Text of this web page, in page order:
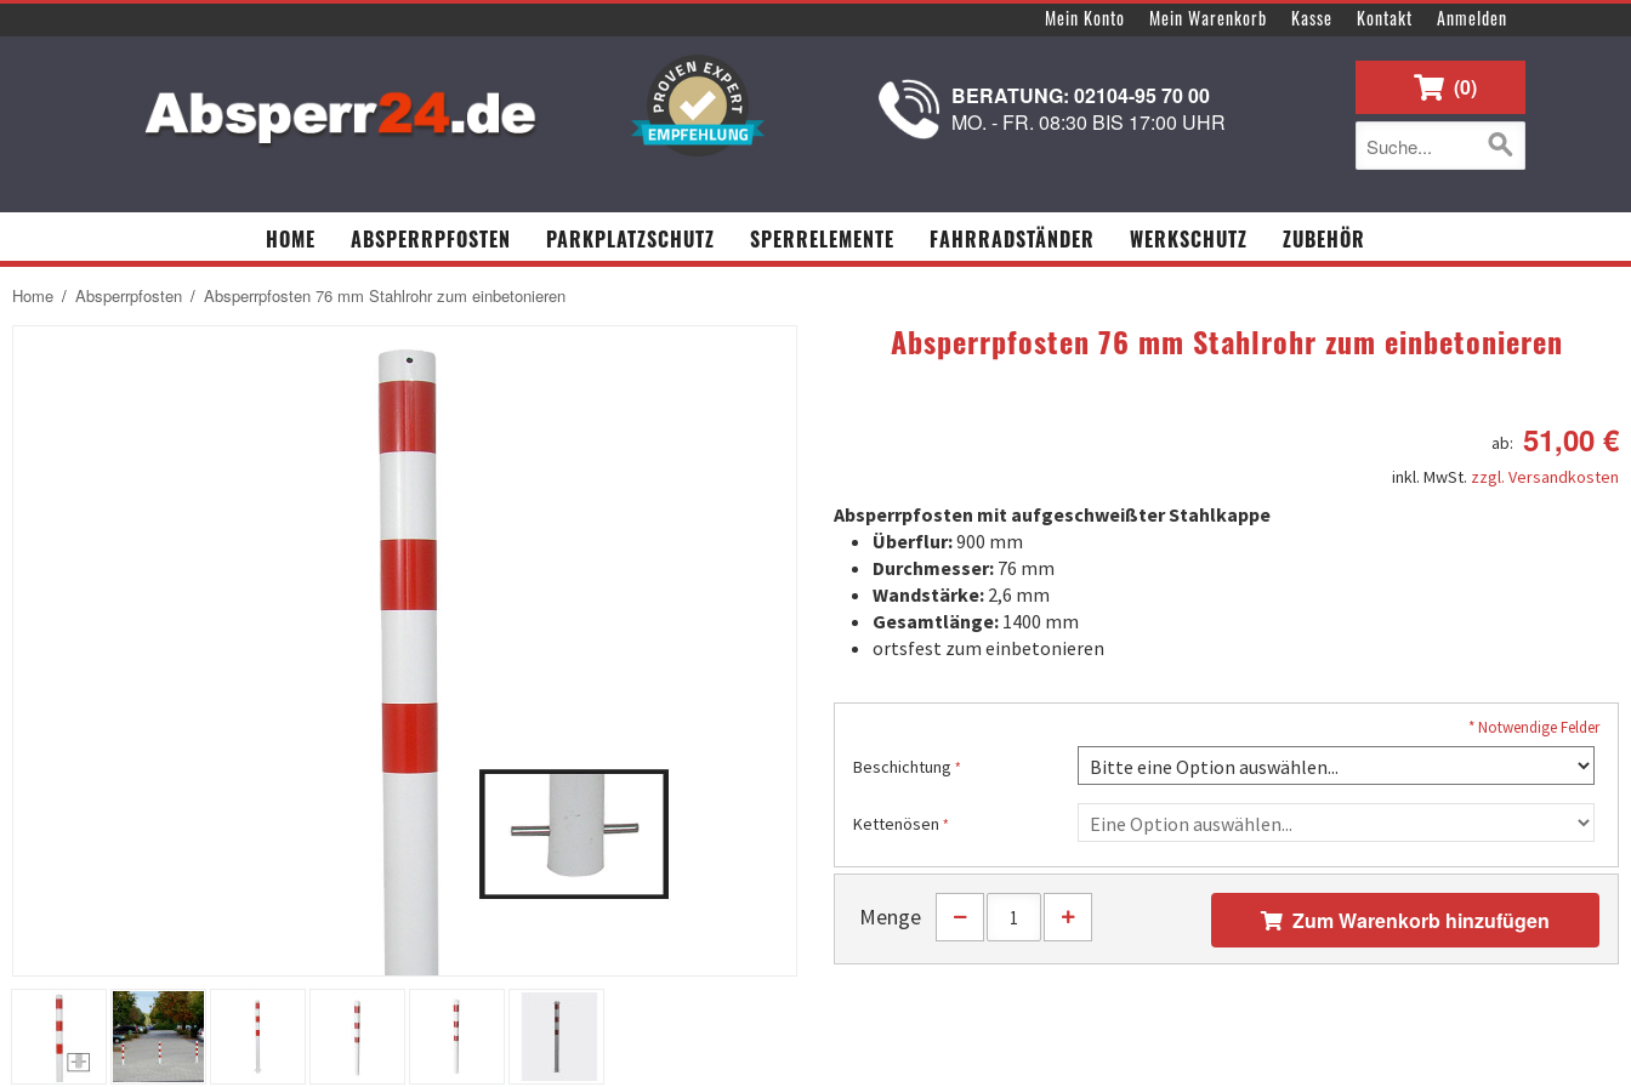
Mein Konto Mein Warenkorb Kasse Kontakt Anmelden
BERATUNG: 02104-95 70 00
MO. - FR. 08:30 BIS 17:00 UHR
0
HOME ABSPERRPFOSTEN PARKPLATZSCHUTZ SPERRELEMENTE FAHRRADSTÄNDER WERKSCHUTZ ZUBEHÖR
Home / Absperrpfosten / Absperrpfosten 76 mm Stahlrohr zum einbetonieren
Absperrpfosten 76 mm Stahlrohr zum einbetonieren
ab: 51,00 €
inkl. MwSt. zzgl. Versandkosten
Absperrpfosten mit aufgeschweißter Stahlkappe
Überflur:900 mm
Durchmesser: 76 mm
Wandstärke: 2,6 mm
Gesamtlänge: 1400 mm
ortsfest zum einbetonieren
Beschichtung
Kettenösen
* Notwendige Felder
Menge Zum Warenkorb hinzufügen